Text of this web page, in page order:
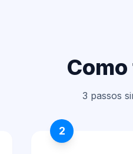
3 passos
2